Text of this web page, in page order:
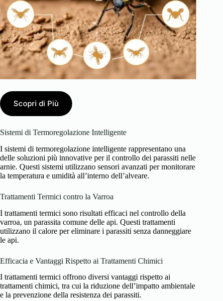
Scopri di Più
Sistemi di Termoregolazione Intelligente
I sistemi di termoregolazione intelligente rappresentano una
delle soluzioni più innovative per il controllo dei parassiti nelle
arnie. Questi sistemi utilizzano sensori avanzati per monitorare
la temperatura e umidità all’interno dell’alveare.
Trattamenti Termici contro la Varroa
I trattamenti termici sono risultati efficaci nel controllo della
varroa, un parassita comune delle api. Questi trattamenti
utilizzano il calore per eliminare i parassiti senza danneggiare
le api.
Efficacia e Vantaggi Rispetto ai Trattamenti Chimici
I trattamenti termici offrono diversi vantaggi rispetto ai
trattamenti chimici, tra cui la riduzione dell’impatto ambientale
e la prevenzione della resistenza dei parassiti.